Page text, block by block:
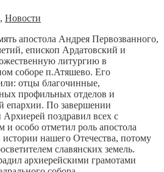
, Новости
апостола Андрея Первозванного,
епископ Ардатовский и
литургию в
соборе п.Атяшево. Его
отцы благочинные,
профильных отделов и
епархии. По завершении
поздравил всех с
особо отметил роль апостола
нашего Отечества, потому
славянских земель.
архиерейскими грамотами